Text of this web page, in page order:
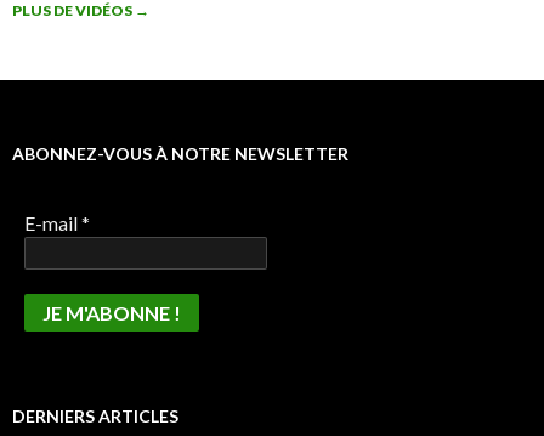
PLUS DE VIDÉOS →
ABONNEZ-VOUS À NOTRE NEWSLETTER
E-mail*
DERNIERS ARTICLES